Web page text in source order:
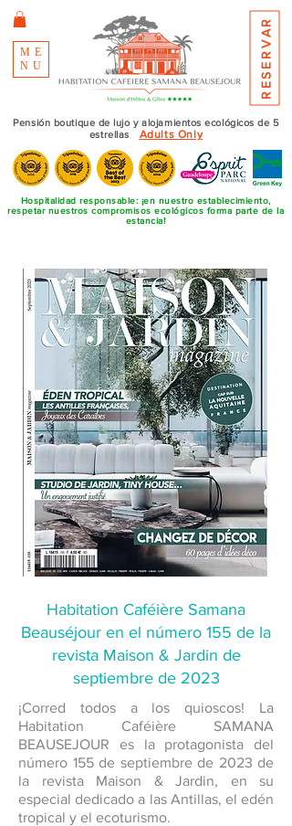
ME
NU
Pensión boutique de lujo y alojamientos ecológicos de 5
estrellas Adults Only
RESERVAR
Hospitalidad responsable: ¡en nuestro establecimiento,
respetar nuestros compromisos ecológicos forma parte de la
estancia!
Habitation Caféière Samana
Beauséjour en el número 155 de la
revista Maison & Jardin de
septiembre de 2023
¡Corred todos a los quioscos! La
Habitation Caféière SAMANA
BEAUSEJOUR es la protagonista del
número 155 de septiembre de 2023 de
la revista Maison & Jardin, en su
especial dedicado a las Antillas, el edén
tropical y el ecoturismo.